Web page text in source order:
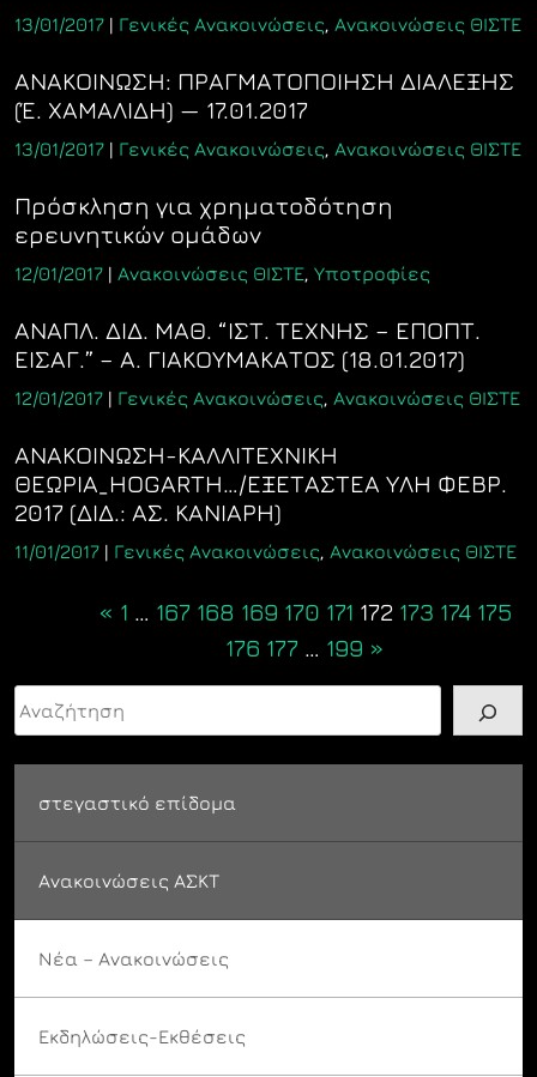
13/01/2017 | Γενικές Ανακοινώσεις, Ανακοινώσεις ΘΙΣΤΕ
ANAKOINΩΣΗ: ΠΡΑΓΜΑΤΟΠΟΙΗΣΗ ΔΙΑΛΕΞΗΣ
(Έ. ΧΑΜΑΛΙΔΗ) — 17.01.2017
13/01/2017 | Γενικές Ανακοινώσεις, Ανακοινώσεις ΘΙΣΤΕ
Πρόσκληση για χρηματοδότηση
ερευνητικών ομάδων
12/01/2017 | Ανακοινώσεις ΘΙΣΤΕ, Υποτροφίες
ΑΝΑΠΛ. ΔΙΔ. ΜΑΘ. “ΙΣΤ. ΤΕΧΝΗΣ – ΕΠΟΠΤ.
EIΣΑΓ.” – A. ΓΙΑΚΟΥΜΑΚΑΤΟΣ (18.01.2017)
12/01/2017 | Γενικές Ανακοινώσεις, Ανακοινώσεις ΘΙΣΤΕ
ΑΝΑΚΟΙΝΩΣΗ-ΚΑΛΛΙΤΕΧΝΙΚΗ
ΘΕΩΡΙΑ_HOGARTH…/ΕΞΕΤΑΣΤΕΑ ΥΛΗ ΦΕΒΡ.
2017 (ΔΙΔ.: ΑΣ. ΚΑΝΙΑΡΗ)
11/01/2017 | Γενικές Ανακοινώσεις, Ανακοινώσεις ΘΙΣΤΕ
« 1 … 167 168 169 170 171 172 173 174 175
176 177 … 199 »
Αναζήτηση
στεγαστικό επίδομα
Ανακοινώσεις ΑΣΚΤ
Νέα – Ανακοινώσεις
Εκδηλώσεις-Εκθέσεις